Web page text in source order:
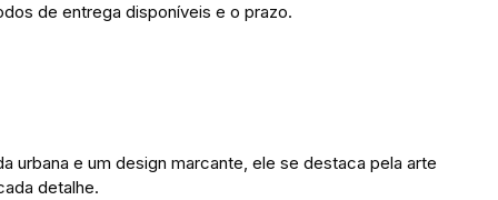
de entrega disponíveis e o prazo.
urbana e um design marcante, ele se destaca pela arte
detalhe.